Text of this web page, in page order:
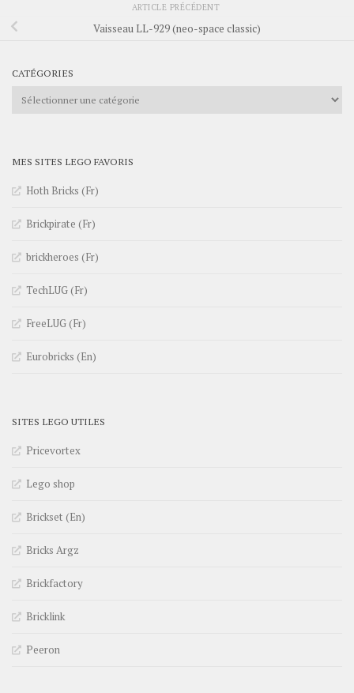
ARTICLE PRÉCÉDENT
Vaisseau LL-929 (neo-space classic)
CATÉGORIES
Catégories
MES SITES LEGO FAVORIS
Hoth Bricks (Fr)
Brickpirate (Fr)
brickheroes (Fr)
TechLUG (Fr)
FreeLUG (Fr)
Eurobricks (En)
SITES LEGO UTILES
Pricevortex
Lego shop
Brickset (En)
Bricks Argz
Brickfactory
Bricklink
Peeron